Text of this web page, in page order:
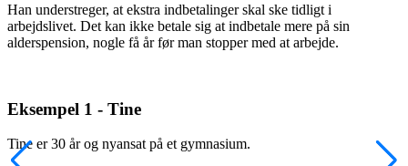
Han understreger, at ekstra indbetalinger skal ske tidligt i
arbejdslivet. Det kan ikke betale sig at indbetale mere på sin
alderspension, nogle få år før man stopper med at arbejde.
Eksempel 1 - Tine
Tine er 30 år og nyansat på et gymnasium.